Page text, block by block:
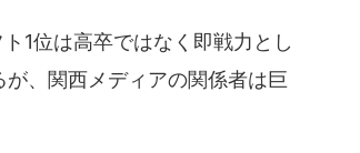
1位は高卒ではなく即戦力とし
、関西メディアの関係者は巨